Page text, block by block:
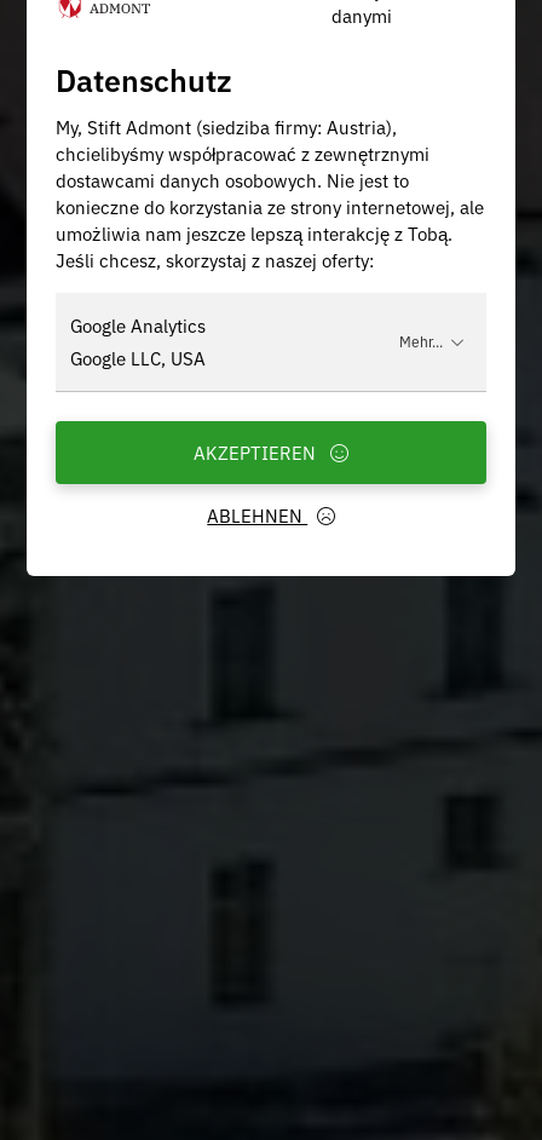
danymi
Datenschutz
My, Stift Admont (siedziba firmy: Austria),
chcielibyśmy współpracować z zewnętrznymi
dostawcami danych osobowych. Nie jest to
konieczne do korzystania ze strony internetowej, ale
umożliwia nam jeszcze lepszą interakcję z Tobą.
Jeśli chcesz, skorzystaj z naszej oferty:
Google Analytics
Google LLC, USA
Mehr...
ABLEHNEN
AKZEPTIEREN